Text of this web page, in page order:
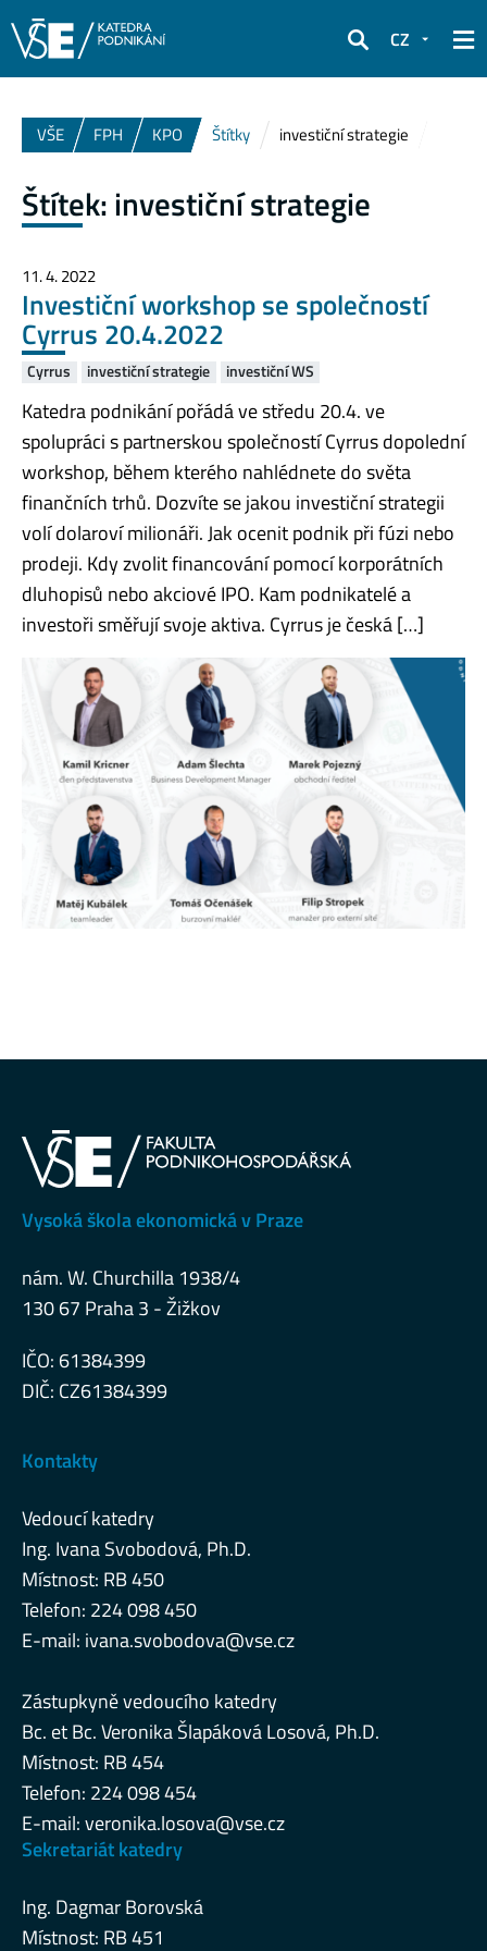
Hledat
CZ
VŠE FPH KPO Štítky investiční strategie
Štítek:investiční strategie
11. 4. 2022
Investiční workshop se společností
Cyrrus 20.4.2022
Cyrrus investiční strategie investiční WS
Katedra podnikání pořádá ve středu 20.4. ve
spolupráci s partnerskou společností Cyrrus dopolední
workshop, během kterého nahlédnete do světa
finančních trhů. Dozvíte se jakou investiční strategii
volí dolaroví milionáři. Jak ocenit podnik při fúzi nebo
prodeji. Kdy zvolit financování pomocí korporátních
dluhopisů nebo akciové IPO. Kam podnikatelé a
investoři směřují svoje aktiva. Cyrrus je česká […]
Vysoká škola ekonomická v Praze
nám. W. Churchilla 1938/4
130 67 Praha 3 - Žižkov
IČO: 61384399
DIČ: CZ61384399
Kontakty
Vedoucí katedry
Ing. Ivana Svobodová, Ph.D.
Místnost: RB 450
Telefon: 224 098 450
E-mail: ivana.svobodova@vse.cz
Zástupkyně vedoucího katedry
Bc. et Bc. Veronika Šlapáková Losová, Ph.D.
Místnost: RB 454
Telefon: 224 098 454
E-mail:veronika.losova@vse.cz
Sekretariát katedry
Ing. Dagmar Borovská
Místnost: RB 451